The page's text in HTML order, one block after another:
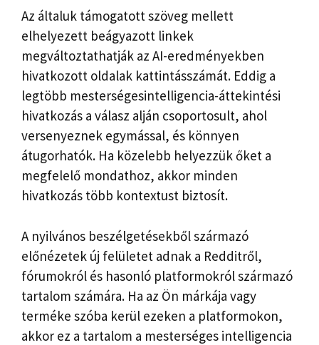
Az általuk támogatott szöveg mellett
elhelyezett beágyazott linkek
megváltoztathatják az AI-eredményekben
hivatkozott oldalak kattintásszámát. Eddig a
legtöbb mesterségesintelligencia-áttekintési
hivatkozás a válasz alján csoportosult, ahol
versenyeznek egymással, és könnyen
átugorhatók. Ha közelebb helyezzük őket a
megfelelő mondathoz, akkor minden
hivatkozás több kontextust biztosít.
A nyilvános beszélgetésekből származó
előnézetek új felületet adnak a Redditről,
fórumokról és hasonló platformokról származó
tartalom számára. Ha az Ön márkája vagy
terméke szóba kerül ezeken a platformokon,
akkor ez a tartalom a mesterséges intelligencia